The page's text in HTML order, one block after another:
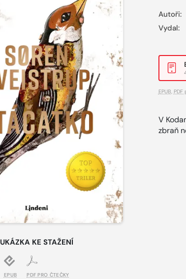
UKÁZKA KE STAŽENÍ
EPUB PDF PRO ČTEČKY
Autoři:
Vydal:
EPUB PDF
V
zbraň